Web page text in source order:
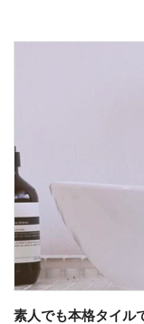
素人でも本格タイル